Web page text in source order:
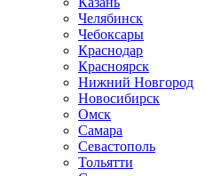
Челябинск
Чебоксары
Краснодар
Красноярск
Нижний Новгород
Новосибирск
Омск
Самара
Севастополь
Тольятти